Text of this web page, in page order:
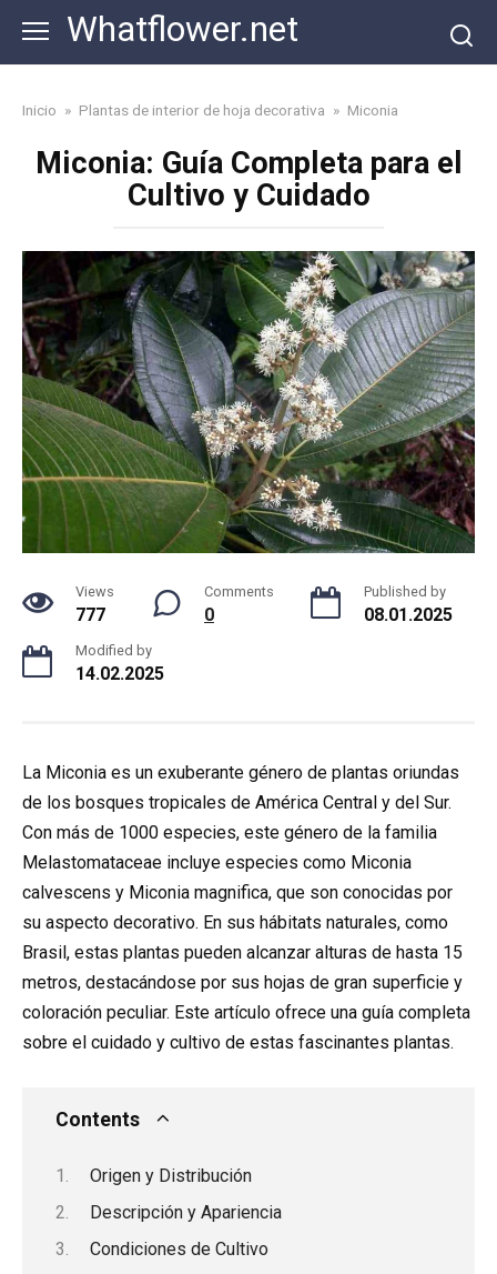
content
Whatflower.net
Inicio » Plantas de interior de hoja decorativa » Miconia
Miconia: Guía Completa para el
Cultivo y Cuidado
Views
777
Comments
0
Published by
08.01.2025
Modified by
14.02.2025
La Miconia es un exuberante género de plantas oriundas
de los bosques tropicales de América Central y del Sur.
Con más de 1000 especies, este género de la familia
Melastomataceae incluye especies como Miconia
calvescens y Miconia magnifica, que son conocidas por
su aspecto decorativo. En sus hábitats naturales, como
Brasil, estas plantas pueden alcanzar alturas de hasta 15
metros, destacándose por sus hojas de gran superficie y
coloración peculiar. Este artículo ofrece una guía completa
sobre el cuidado y cultivo de estas fascinantes plantas.
Contents
Origen y Distribución
Descripción y Apariencia
Condiciones de Cultivo